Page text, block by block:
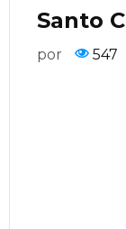
Santo
por 547